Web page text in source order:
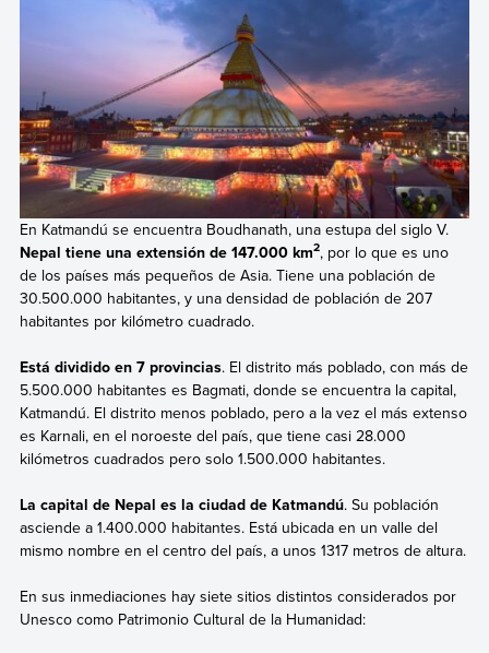
En Katmandú se encuentra Boudhanath, una estupa del siglo V.
Nepal tiene una extensión de 147.000 km2, por lo que es uno
de los países más pequeños de Asia. Tiene una población de
30.500.000 habitantes, y una densidad de población de 207
habitantes por kilómetro cuadrado.
Está dividido en 7 provincias. El distrito más poblado, con más de
5.500.000 habitantes es Bagmati, donde se encuentra la capital,
Katmandú. El distrito menos poblado, pero a la vez el más extenso
es Karnali, en el noroeste del país, que tiene casi 28.000
kilómetros cuadrados pero solo 1.500.000 habitantes.
La capital de Nepal es la ciudad de Katmandú. Su población
asciende a 1.400.000 habitantes. Está ubicada en un valle del
mismo nombre en el centro del país, a unos 1317 metros de altura.
En sus inmediaciones hay siete sitios distintos considerados por
Unesco como Patrimonio Cultural de la Humanidad: